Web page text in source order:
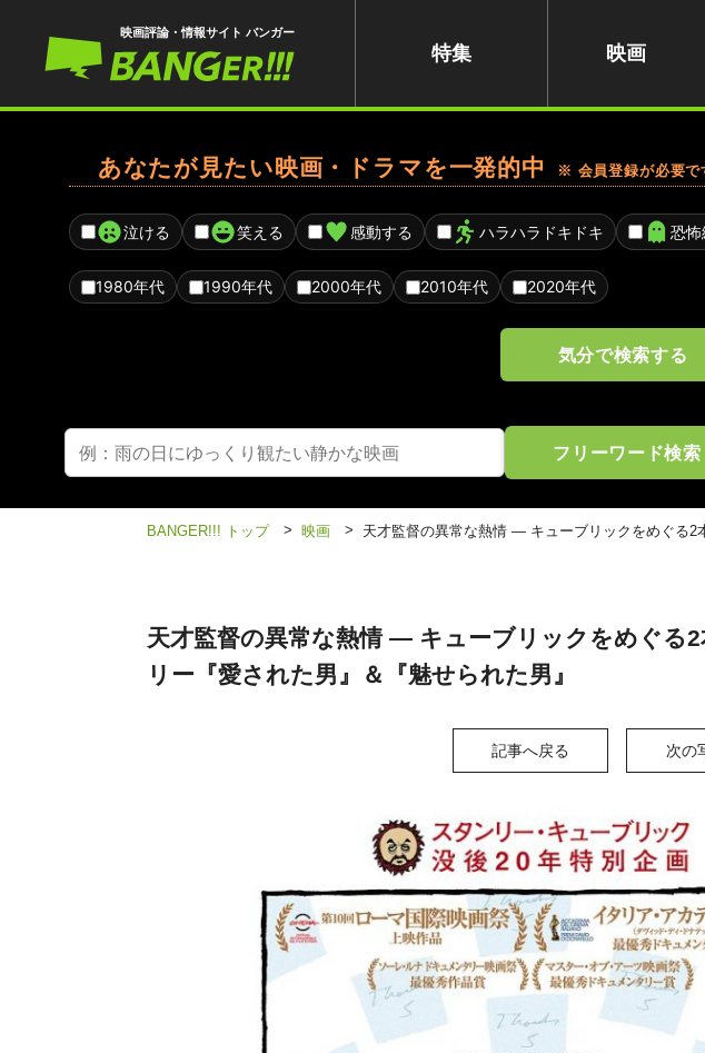
映画評論・情報サイト バンガー
特集 映画
あなたが見たい映画・ドラマを一発的中 ※ 会員登録が必要で
泣ける 笑える 感動する ハラハラドキドキ 恐怖
1980年代 1990年代 2000年代 2010年代 2020年代
気分で検索する
フリーワード検索
BANGER!!! トップ > 映画 > 天才監督の異常な熱情 ― キューブリックをめぐる2
天才監督の異常な熱情 ― キューブリックをめぐる
リー『愛された男』＆『魅せられた男』
記事へ戻る 次の